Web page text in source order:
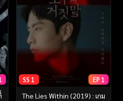
SS 1 EP 1
The Lies Within (2019) : เกม